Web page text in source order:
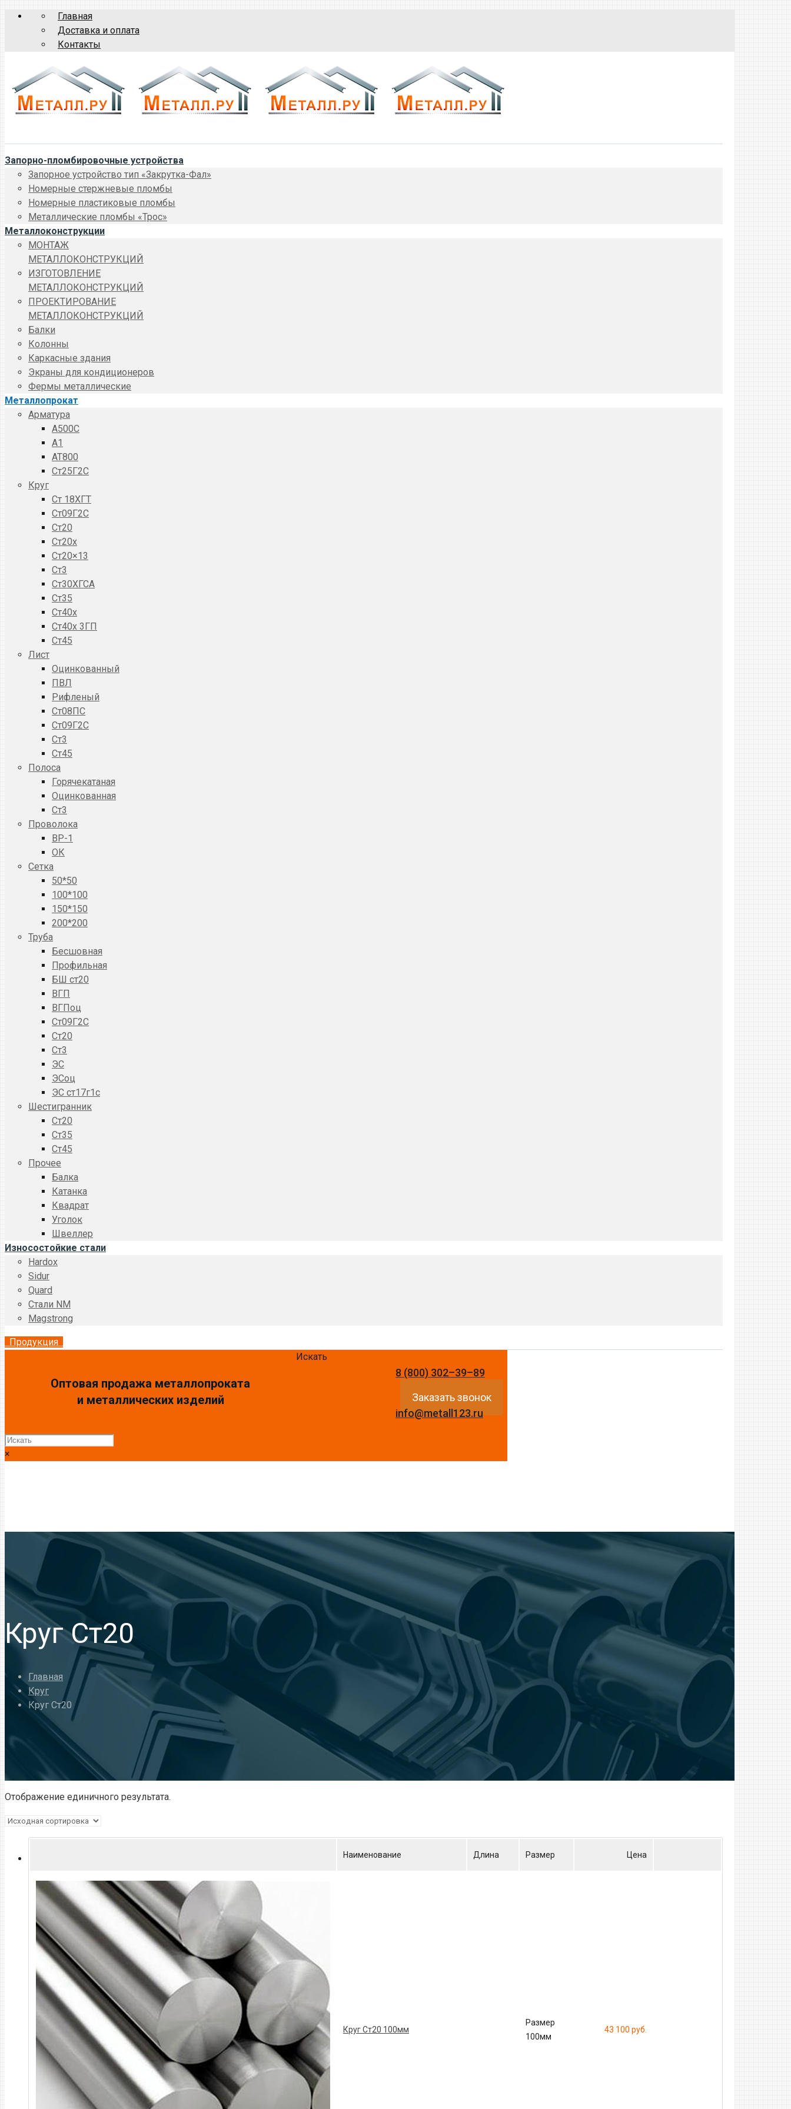
Главная
Доставка и оплата
Контакты
Запорно-пломбировочные устройства
Запорное устройство тип «Закрутка-Фал»
Номерные стержневые пломбы
Номерные пластиковые пломбы
Металлические пломбы «Трос»
Металлоконструкции
МОНТАЖ
МЕТАЛЛОКОНСТРУКЦИЙ
ИЗГОТОВЛЕНИЕ
МЕТАЛЛОКОНСТРУКЦИЙ
ПРОЕКТИРОВАНИЕ
МЕТАЛЛОКОНСТРУКЦИЙ
Балки
Колонны
Каркасные здания
Экраны для кондиционеров
Фермы металлические
Металлопрокат
Арматура
A500C
А1
АТ800
Ст25Г2С
Круг
Ст 18ХГТ
Ст09Г2С
Ст20
Ст20x
Ст20×13
Ст3
Ст30ХГСА
Ст35
Ст40х
Ст40х 3ГП
Ст45
Лист
Оцинкованный
ПВЛ
Рифленый
Ст08ПС
Ст09Г2С
Ст3
Ст45
Полоса
Горячекатаная
Оцинкованная
Ст3
Проволока
ВР-1
ОК
Сетка
50*50
100*100
150*150
200*200
Труба
Бесшовная
Профильная
БШ ст20
ВГП
ВГПоц
Ст09Г2С
Ст20
Ст3
ЭС
ЭСоц
ЭС ст17г1с
Шестигранник
Ст20
Ст35
Ст45
Прочее
Балка
Катанка
Квадрат
Уголок
Швеллер
Износостойкие стали
Hardox
Sidur
Quard
Стали NM
Magstrong
Продукция
Оптовая продажа металлопроката
и металлических изделий
8 (800) 302–39–89
Заказать звонок
info@metall123.ru
Искать
×
Круг Ст20
Главная
Круг
Круг Ст20
Отображение единичного результата.
Наименование Длина Размер Цена
Круг Ст20 100мм
Размер
100мм
43 100 руб.